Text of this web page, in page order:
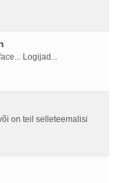
Logijad...
on teil selleteemalisi